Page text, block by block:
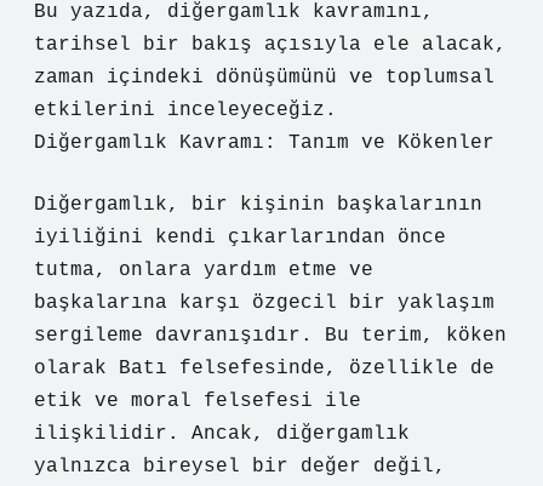
Bu yazıda, diğergamlık kavramını,
tarihsel bir bakış açısıyla ele alacak,
zaman içindeki dönüşümünü ve toplumsal
etkilerini inceleyeceğiz.
Diğergamlık Kavramı: Tanım ve Kökenler
Diğergamlık, bir kişinin başkalarının
iyiliğini kendi çıkarlarından önce
tutma, onlara yardım etme ve
başkalarına karşı özgecil bir yaklaşım
sergileme davranışıdır. Bu terim, köken
olarak Batı felsefesinde, özellikle de
etik ve moral felsefesi ile
ilişkilidir. Ancak, diğergamlık
yalnızca bireysel bir değer değil,